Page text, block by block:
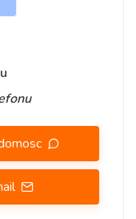
(125-150%
pracy